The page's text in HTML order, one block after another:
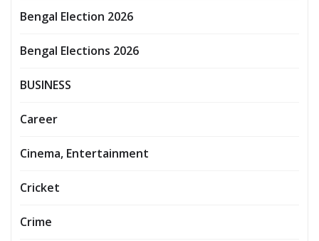
Bengal Election 2026
Bengal Elections 2026
BUSINESS
Career
Cinema, Entertainment
Cricket
Crime